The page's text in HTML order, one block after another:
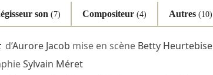
son (7) Compositeur(4) Autres (10)
d’Aurore Jacob mise en scène Betty Heurtebise
Sylvain Méret